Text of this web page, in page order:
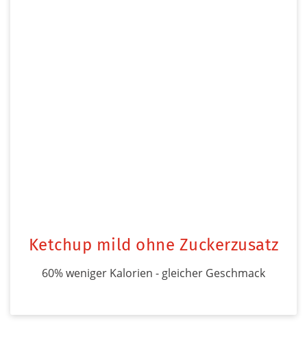
Ketchup mild ohne Zuckerzusatz
60% weniger Kalorien - gleicher Geschmack